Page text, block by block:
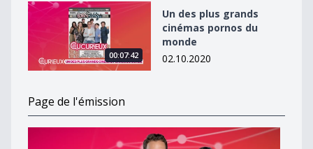
Un des plus grands cinémas pornos du monde
00:07:42
Un des plus grands
cinémas pornos du
monde
02.10.2020
Page de l'émission